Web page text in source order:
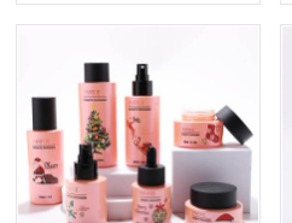
cosmético de fondo
piel para envases
cosméticos